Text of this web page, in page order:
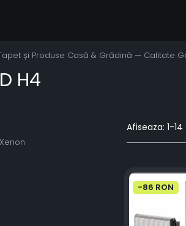
și Produse Casă & Grădină — Calitate
H4
Afiseaza: 1-14
-86 RON